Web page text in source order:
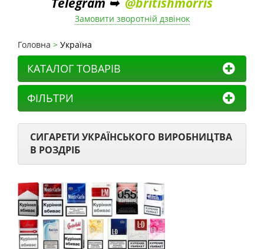
Замовити зворотній дзвінок
Головна Україна
КАТАЛОГ ТОВАРІВ
ФІЛЬТРИ
СИГАРЕТИ УКРАЇНСЬКОГО ВИРОБНИЦТВА
В РОЗДРІБ